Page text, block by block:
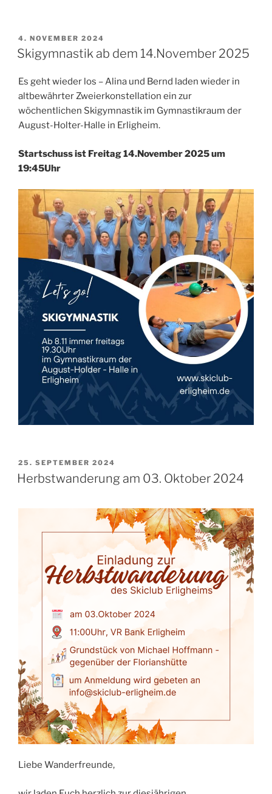
VERÖFFENTLICHT
AM
4. NOVEMBER 2024
Skigymnastik ab dem 14.November 2025
Es geht wieder los – Alina und Bernd laden wieder in
altbewährter Zweierkonstellation ein zur
wöchentlichen Skigymnastik im Gymnastikraum der
August-Holter-Halle in Erligheim.
Startschuss ist Freitag 14.November 2025 um
19:45Uhr
VERÖFFENTLICHT
AM
25. SEPTEMBER 2024
Herbstwanderung am 03. Oktober 2024
Liebe Wanderfreunde,